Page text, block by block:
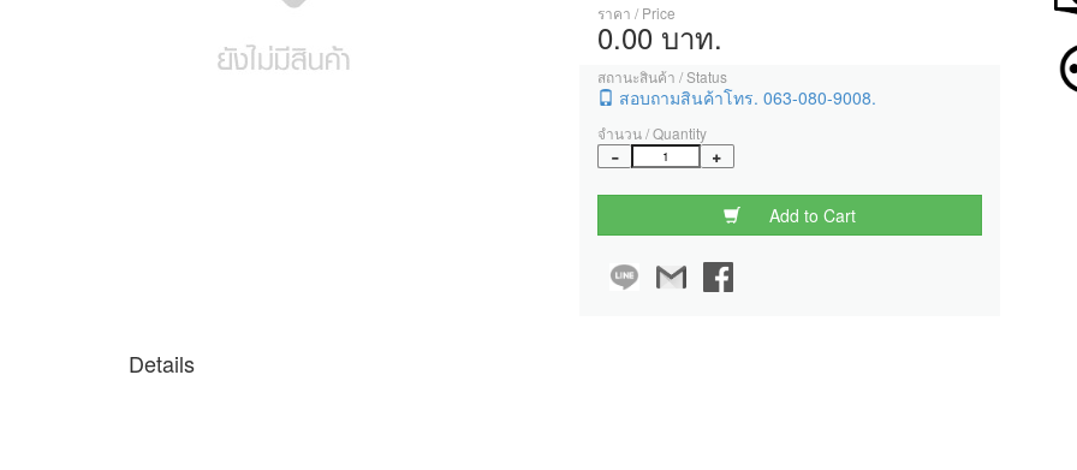
ราคา / Price
0.00 บาท.
สถานะสินค้า / Status
สอบถามสินค้าโทร. 063-080-9008.
จำนวน / Quantity
Add to Cart
Details